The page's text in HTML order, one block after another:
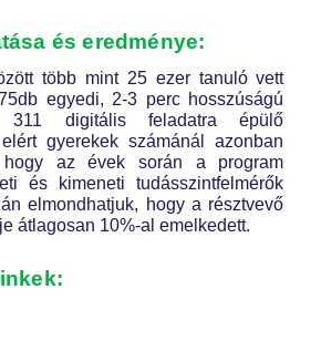
és eredménye:
több mint 25 ezer tanuló vett
egyedi, 2-3 perc hosszúságú
311 digitális feladatra épülő
gyerekek számánál azonban
hogy az évek során a program
és kimeneti tudásszintfelmérők
elmondhatjuk, hogy a résztvevő
átlagosan 10%-al emelkedett.